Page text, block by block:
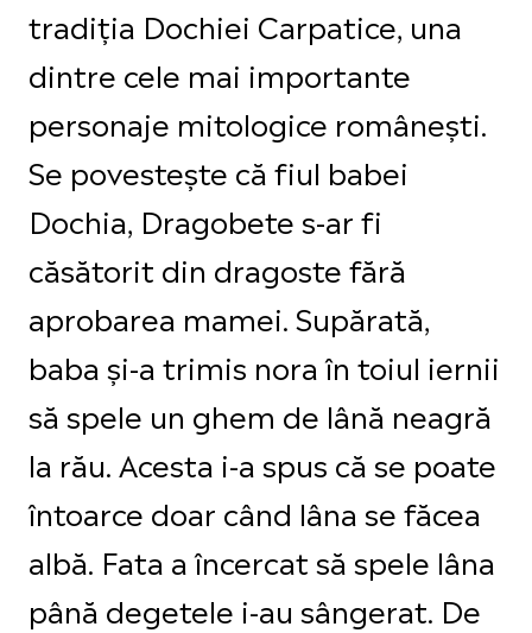
tradiţia Dochiei Carpatice, una
dintre cele mai importante
personaje mitologice românești.
Se povestește că fiul babei
Dochia, Dragobete s-ar fi
căsătorit din dragoste fără
aprobarea mamei. Supărată,
baba și-a trimis nora în toiul iernii
să spele un ghem de lână neagră
la rău. Acesta i-a spus că se poate
întoarce doar când lâna se făcea
albă. Fata a încercat să spele lâna
până degetele i-au sângerat. De